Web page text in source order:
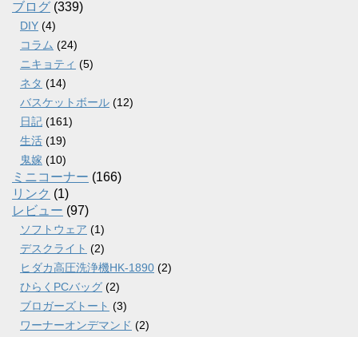
ブログ (339)
DIY (4)
コラム (24)
ニキョティ (5)
ネタ (14)
バスケットボール (12)
日記 (161)
生活 (19)
鬼嫁 (10)
ミニコーナー (166)
リンク (1)
レビュー (97)
ソフトウェア (1)
デスクライト (2)
ヒダカ高圧洗浄機HK-1890 (2)
ひらくPCバッグ (2)
ブロガーズトート (3)
ワーナーオンデマンド (2)